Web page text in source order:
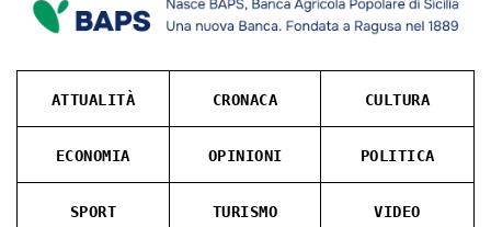
ATTUALITÀ CRONACA CULTURA
ECONOMIA OPINIONI POLITICA
SPORT TURISMO VIDEO